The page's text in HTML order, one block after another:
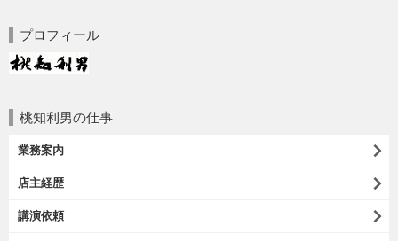
プロフィール
桃知利男の仕事
業務案内
店主経歴
講演依頼